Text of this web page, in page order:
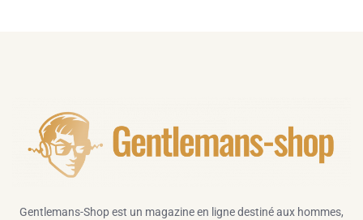
Gentlemans-Shop est un magazine en ligne destiné aux hommes,